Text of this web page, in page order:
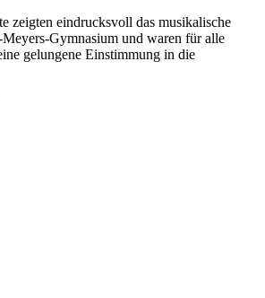
zeigten eindrucksvoll das musikalische
Gymnasium und waren für alle
gelungene Einstimmung in die